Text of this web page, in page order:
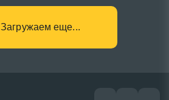
Загружаем еще...